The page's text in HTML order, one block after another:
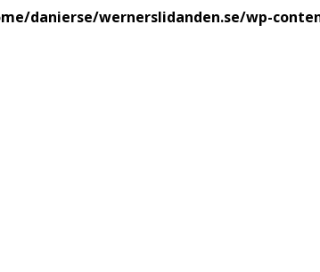
danierse/wernerslidanden.se/wp-